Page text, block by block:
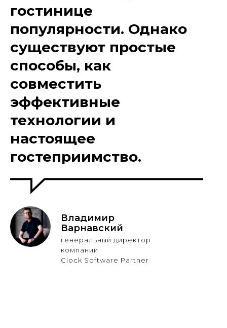
гостинице
популярности. Однако
существуют простые
способы, как
совместить
эффективные
технологии и
настоящее
гостеприимство.
Владимир
Варнавский
генеральный директор
компании
Clock Software Partner